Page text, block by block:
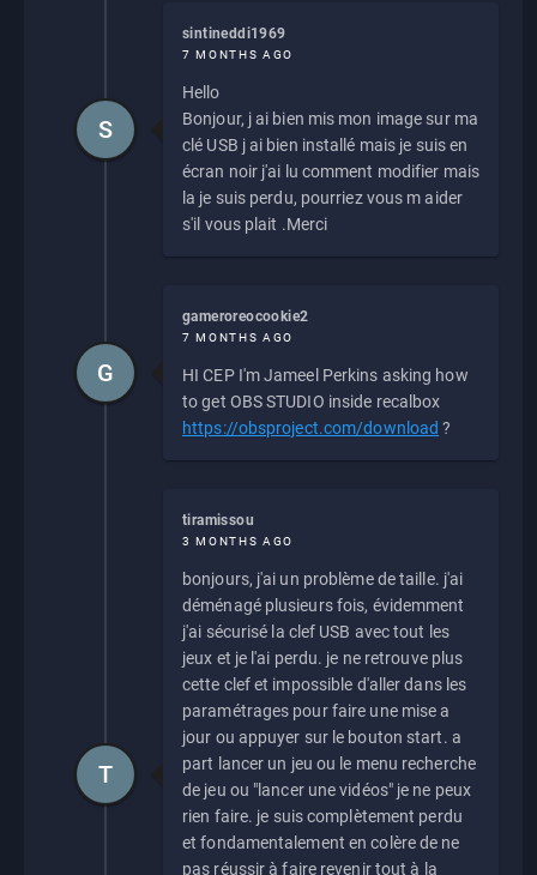
sintineddi1969
7 MONTHS AGO
Hello
Bonjour, j ai bien mis mon image sur ma
clé USB j ai bien installé mais je suis en
écran noir j'ai lu comment modifier mais
la je suis perdu, pourriez vous m aider
s'il vous plait .Merci
S
gameroreocookie2
7 MONTHS AGO
HI CEP I'm Jameel Perkins asking how
to get OBS STUDIO inside recalbox
https://obsproject.com/download ?
G
tiramissou
3 MONTHS AGO
bonjours, j'ai un problème de taille. j'ai
déménagé plusieurs fois, évidemment
j'ai sécurisé la clef USB avec tout les
jeux et je l'ai perdu. je ne retrouve plus
cette clef et impossible d'aller dans les
paramétrages pour faire une mise a
jour ou appuyer sur le bouton start. a
part lancer un jeu ou le menu recherche
de jeu ou "lancer une vidéos" je ne peux
rien faire. je suis complètement perdu
et fondamentalement en colère de ne
pas réussir à faire revenir tout à la
T